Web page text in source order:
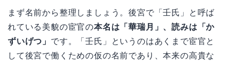
まず名前から整理しましょう。後宮で「壬氏」と呼ば
れている美貌の宦官の本名は「華瑞月」、読みは「か
ずいげつ」 です。「壬氏」というのはあくまで宦官と
して後宮で働くための仮の名前であり、本来の高貴な